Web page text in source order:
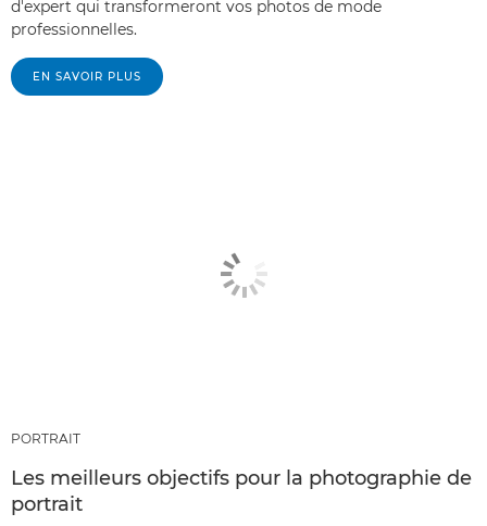
d'expert qui transformeront vos photos de mode
professionnelles.
EN SAVOIR PLUS
PORTRAIT
Les meilleurs objectifs pour la photographie de
portrait